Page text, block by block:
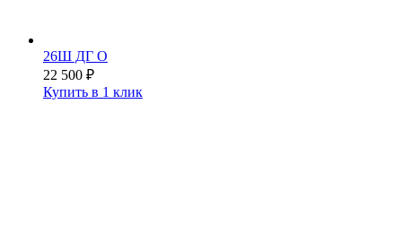
26Ш ДГ О
22 500 ₽
Купить в 1 клик